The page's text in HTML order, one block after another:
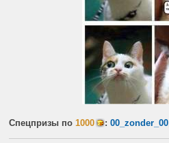
Спецпризы по 1000 :00_zonder_00